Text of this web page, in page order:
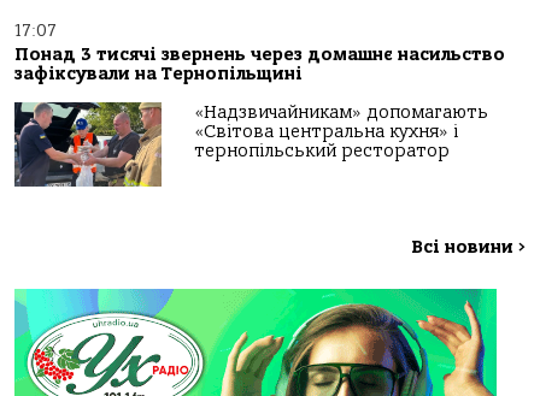
17:07
Понад 3 тисячі звернень через домашнє насильство
зафіксували на Тернопільщині
«Надзвичайникам» допомагають
«Світова центральна кухня» і
тернопільський ресторатор
Всі новини >